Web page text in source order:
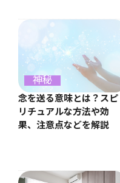
神秘
念を送る意味とは？スピ
リチュアルな方法や効
果、注意点などを解説